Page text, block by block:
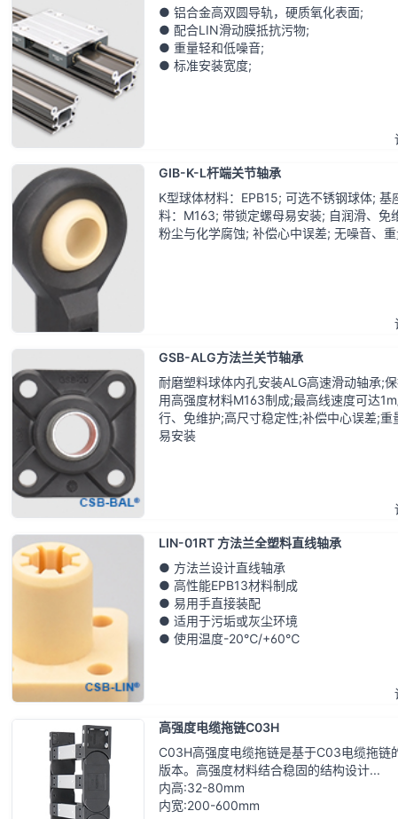
● 铝合金高双圆导轨，硬质氧化表面;
● 配合LIN滑动膜抵抗污物;
● 重量轻和低噪音;
● 标准安装宽度;
GIB-K-L杆端关节轴承
K型球体材料：EPB15; 可选不锈钢球体; 基
料：M163; 带锁定螺母易安装; 自润滑、免
粉尘与化学腐蚀; 补偿心中误差; 无噪音、
GSB-ALG方法兰关节轴承
耐磨塑料球体内孔安装ALG高速滑动轴承;
用高强度材料M163制成;最高线速度可达
行、免维护;高尺寸稳定性;补偿中心误差;重
易安装
LIN-01RT 方法兰全塑料直线轴承
● 方法兰设计直线轴承
● 高性能EPB13材料制成
● 易用手直接装配
● 适用于污垢或灰尘环境
● 使用温度-20℃/+60℃
高强度电缆拖链C03H
C03H高强度电缆拖链是基于C03电缆拖链
版本。高强度材料结合稳固的结构设计...
内高:32-80mm
内宽:200-600mm